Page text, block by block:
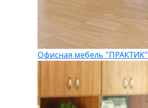
Офисная мебель "ПРАКТИК"